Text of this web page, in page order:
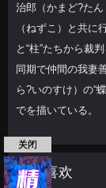
治郎（かまど?た
（ねずこ）と共に
と“柱”たちから裁
同期で仲間の我妻
ら?いのすけ）の“
でを描いている
猜你喜欢
关闭